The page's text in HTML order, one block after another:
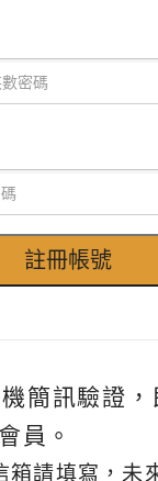
簡訊驗證
員。
箱請填寫，未